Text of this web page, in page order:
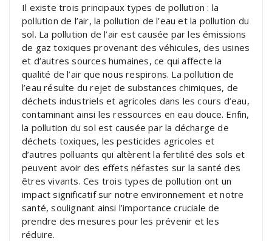
Il existe trois principaux types de pollution : la
pollution de l’air, la pollution de l’eau et la pollution du
sol. La pollution de l’air est causée par les émissions
de gaz toxiques provenant des véhicules, des usines
et d’autres sources humaines, ce qui affecte la
qualité de l’air que nous respirons. La pollution de
l’eau résulte du rejet de substances chimiques, de
déchets industriels et agricoles dans les cours d’eau,
contaminant ainsi les ressources en eau douce. Enfin,
la pollution du sol est causée par la décharge de
déchets toxiques, les pesticides agricoles et
d’autres polluants qui altèrent la fertilité des sols et
peuvent avoir des effets néfastes sur la santé des
êtres vivants. Ces trois types de pollution ont un
impact significatif sur notre environnement et notre
santé, soulignant ainsi l’importance cruciale de
prendre des mesures pour les prévenir et les
réduire.